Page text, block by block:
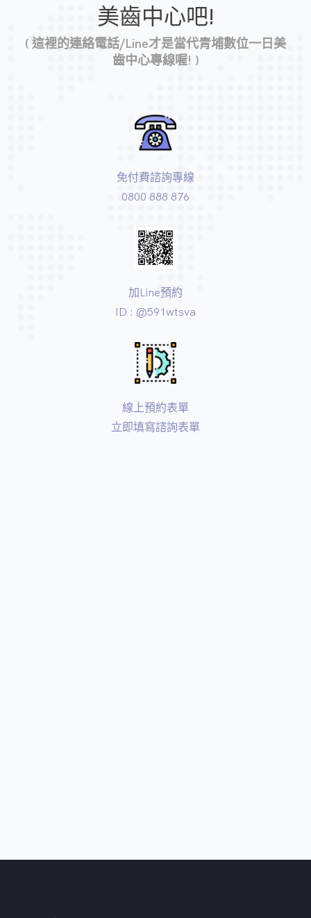
美齒中心吧!
( 這裡的連絡電話/Line才是當代青埔數位一日美
齒中心專線喔! )
免付費諮詢專線
0800 888 876
加Line預約
ID : @591wtsva
線上預約表單
立即填寫諮詢表單